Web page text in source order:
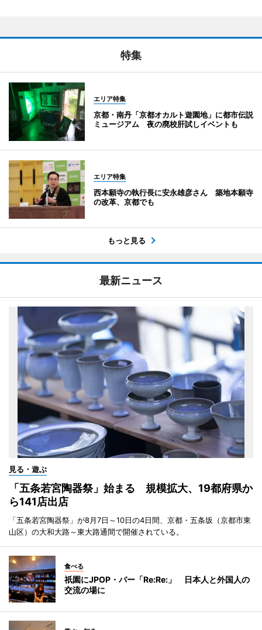
特集
エリア特集
京都・南丹「京都オカルト遊園地」に都市伝説
ミュージアム 夜の廃校肝試しイベントも
エリア特集
西本願寺の執行長に安永雄彦さん 築地本願寺
の改革、京都でも
もっと見る
最新ニュース
見る・遊ぶ
「五条若宮陶器祭」始まる 規模拡大、19都府県か
ら141店出店
「五条若宮陶器祭」が8月7日～10日の4日間、京都・五条坂（京都市東
山区）の大和大路～東大路通間で開催されている。
食べる
祇園にJPOP・バー「Re:Re:」 日本人と外国人の
交流の場に